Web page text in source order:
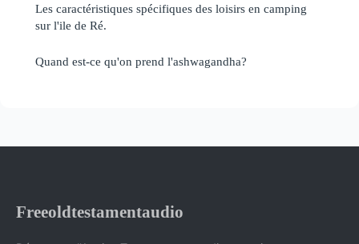
Les caractéristiques spécifiques des loisirs en camping
sur l'ile de Ré.
Quand est-ce qu'on prend l'ashwagandha?
Freeoldtestamentaudio